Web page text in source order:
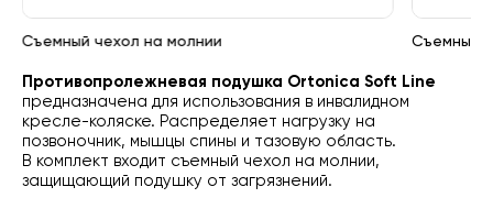
Съемный чехол на молнии Съемный
Противопролежневая подушка Ortonica Soft Line
предназначена для использования в инвалидном
кресле-коляске. Распределяет нагрузку на
позвоночник, мышцы спины и тазовую область.
В комплект входит съемный чехол на молнии,
защищающий подушку от загрязнений.